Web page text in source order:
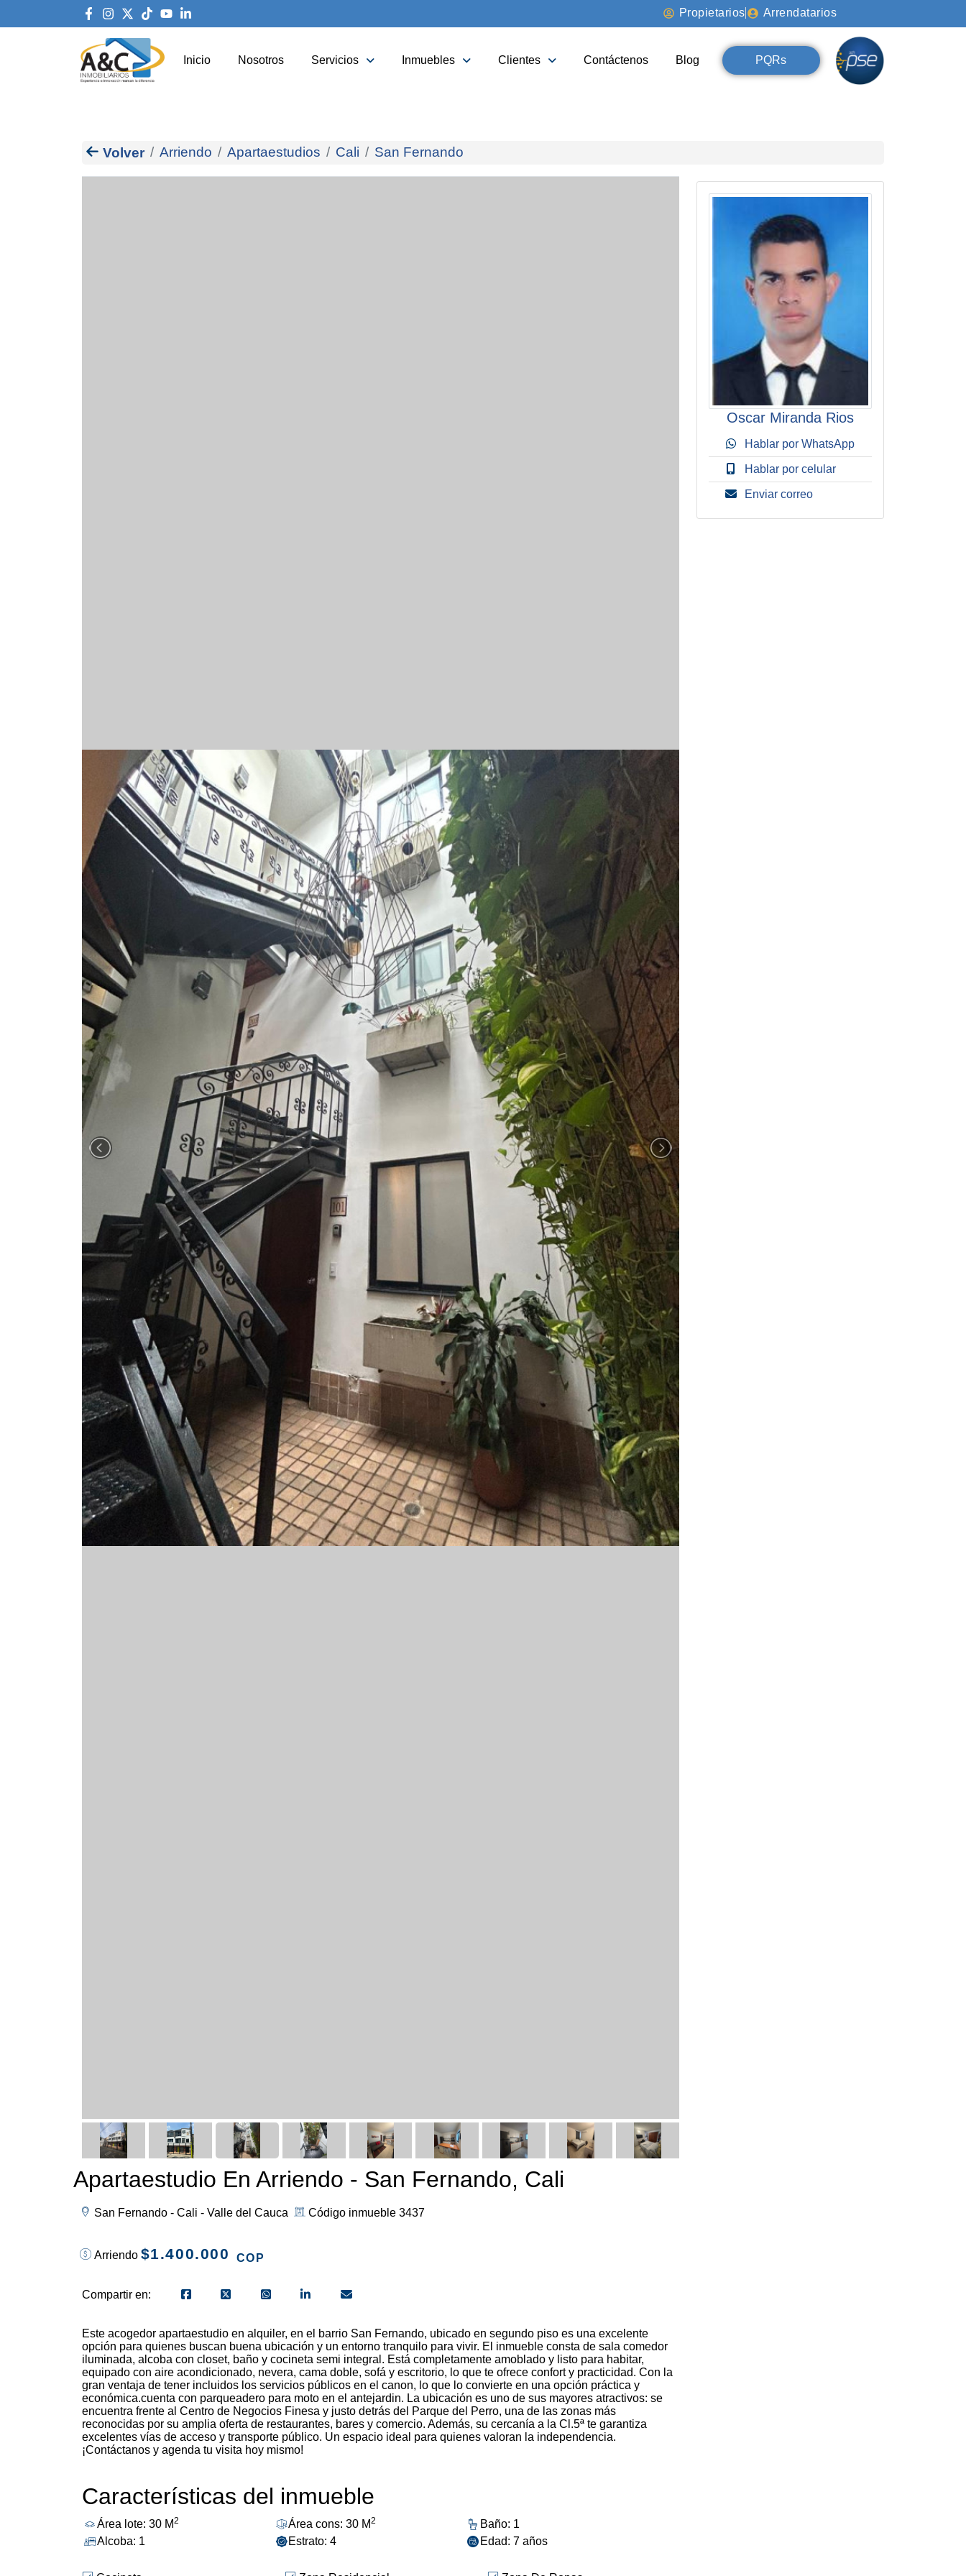
Propietarios Arrendatarios
Inicio Nosotros Servicios Inmuebles Clientes Contáctenos Blog PQRs
Volver Arriendo Apartaestudios Cali San Fernando
Apartaestudio En Arriendo - San Fernando, Cali
San Fernando - Cali - Valle del Cauca Código inmueble 3437
Arriendo $1.400.000 COP
Compartir en:
Este acogedor apartaestudio en alquiler, en el barrio San Fernando, ubicado en segundo piso es una excelente
opción para quienes buscan buena ubicación y un entorno tranquilo para vivir. El inmueble consta de sala comedor
iluminada, alcoba con closet, baño y cocineta semi integral. Está completamente amoblado y listo para habitar,
equipado con aire acondicionado, nevera, cama doble, sofá y escritorio, lo que te ofrece confort y practicidad. Con la
gran ventaja de tener incluidos los servicios públicos en el canon, lo que lo convierte en una opción práctica y
económica.cuenta con parqueadero para moto en el antejardin. La ubicación es uno de sus mayores atractivos: se
encuentra frente al Centro de Negocios Finesa y justo detrás del Parque del Perro, una de las zonas más
reconocidas por su amplia oferta de restaurantes, bares y comercio. Además, su cercanía a la Cl.5ª te garantiza
excelentes vías de acceso y transporte público. Un espacio ideal para quienes valoran la independencia.
¡Contáctanos y agenda tu visita hoy mismo!
Características del inmueble
Área lote: 30 M2 Área cons: 30 M2
Baño: 1
Alcoba: 1
Estrato: 4 Edad: 7 años
Oscar Miranda Rios
Hablar por WhatsApp
Hablar por celular
Enviar correo